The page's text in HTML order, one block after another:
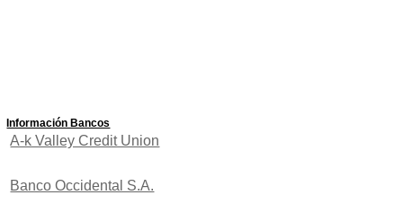
Información Bancos
A-k Valley Credit Union
Banco Occidental S.A.